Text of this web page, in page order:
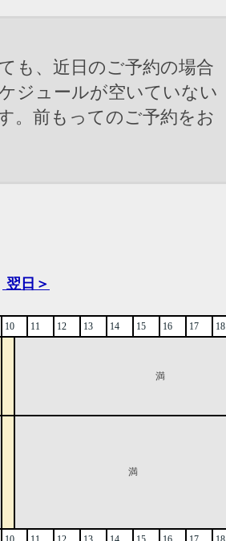
も、近日のご予約の場合
ジュールが空いていない
。前もってのご予約をお
翌日＞
10 11 12 13 14 15 16 17 18
満
満